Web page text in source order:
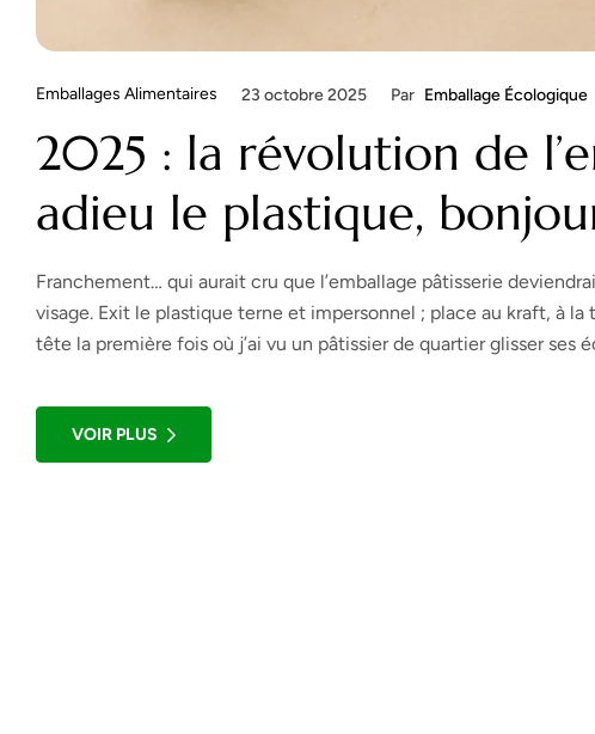
23 octobre 2025
Emballages Alimentaires Par Emballage Écologique
2025 : la révolution de
adieu le plastique,
Franchement… qui aurait cru que l’emballage pâtisserie
visage. Exit le plastique terne et impersonnel ; place au kraft, à
tête la première fois où j’ai vu un pâtissier de quartier glisser ses
VOIR PLUS